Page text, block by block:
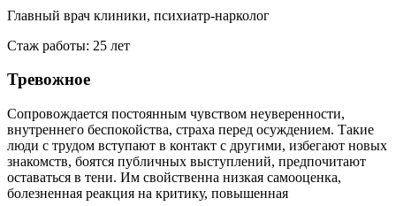
Главный врач клиники, психиатр-нарколог
Стаж работы: 25 лет
Тревожное
Сопровождается постоянным чувством неуверенности,
внутреннего беспокойства, страха перед осуждением. Такие
люди с трудом вступают в контакт с другими, избегают новых
знакомств, боятся публичных выступлений, предпочитают
оставаться в тени. Им свойственна низкая самооценка,
болезненная реакция на критику, повышенная